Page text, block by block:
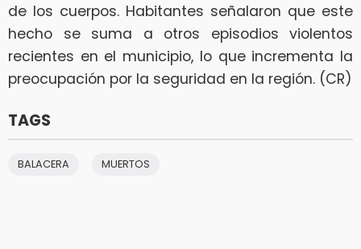
de los cuerpos. Habitantes señalaron que este
hecho se suma a otros episodios violentos
recientes en el municipio, lo que incrementa la
preocupación por la seguridad en la región. (CR)
TAGS
BALACERA MUERTOS